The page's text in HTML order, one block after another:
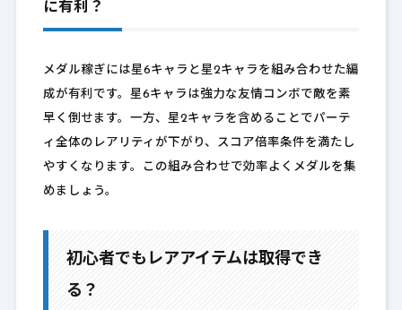
に有利？
メダル稼ぎには星6キャラと星2キャラを組み合わせた編
成が有利です。星6キャラは強力な友情コンボで敵を素
早く倒せます。一方、星2キャラを含めることでパーテ
ィ全体のレアリティが下がり、スコア倍率条件を満たし
やすくなります。この組み合わせで効率よくメダルを集
めましょう。
初心者でもレアアイテムは取得でき
る？